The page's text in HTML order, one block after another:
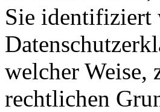
Sie identifiziert
welcher Weise,
rechtlichen